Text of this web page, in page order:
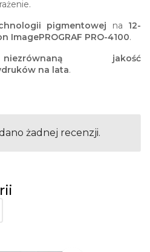
pigmentowej na 12-
ImagePROGRAF PRO-4100.
niezrównaną jakość
na lata.
żadnej recenzji.